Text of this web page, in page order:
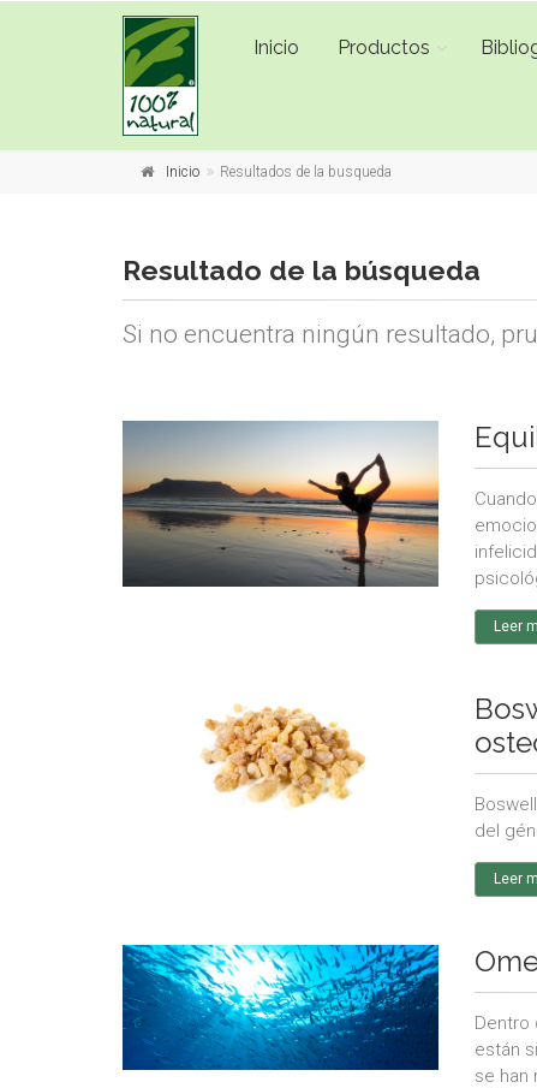
Inicio Productos
Inicio Resultados de la busqueda
Resultado de la búsqueda
Si no encuentra ningún resultado,
Leer
del
Leer
Dentro
están
se han